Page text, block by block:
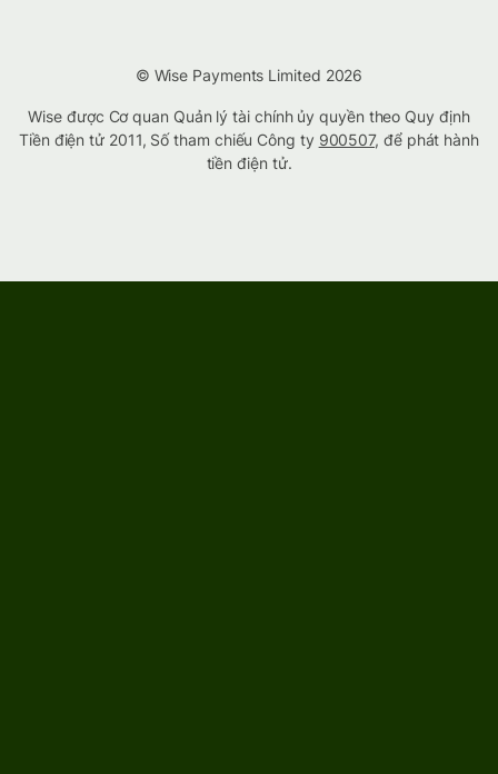
© Wise Payments Limited 2026
Wise được Cơ quan Quản lý tài chính ủy quyền theo Quy định
Tiền điện tử 2011, Số tham chiếu Công ty 900507, để phát hành
tiền điện tử.